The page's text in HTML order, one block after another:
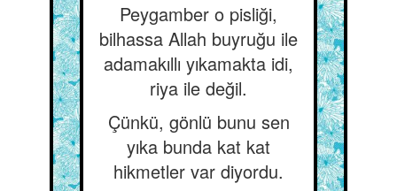
Peygamber o pisliği,
bilhassa Allah buyruğu ile
adamakıllı yıkamakta idi,
riya ile değil.
Çünkü, gönlü bunu sen
yıka bunda kat kat
hikmetler var diyordu.